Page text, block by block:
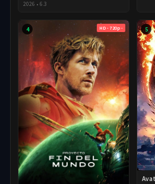
2026 • 6.3
4 HD - 720p - 5